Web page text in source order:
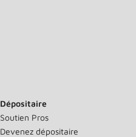
Dépositaire
Soutien Pros
Devenez dépositaire